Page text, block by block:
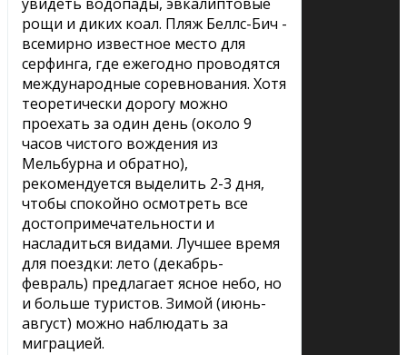
рощи и диких коал. Пляж Беллс-Бич -
всемирно известное место для
серфинга, где ежегодно проводятся
международные соревнования. Хотя
теоретически дорогу можно
проехать за один день (около 9
часов чистого вождения из
Мельбурна и обратно),
рекомендуется выделить 2-3 дня,
чтобы спокойно осмотреть все
достопримечательности и
насладиться видами. Лучшее время
для поездки: лето (декабрь-
февраль) предлагает ясное небо, но
и больше туристов. Зимой (июнь-
август) можно наблюдать за
миграцией.